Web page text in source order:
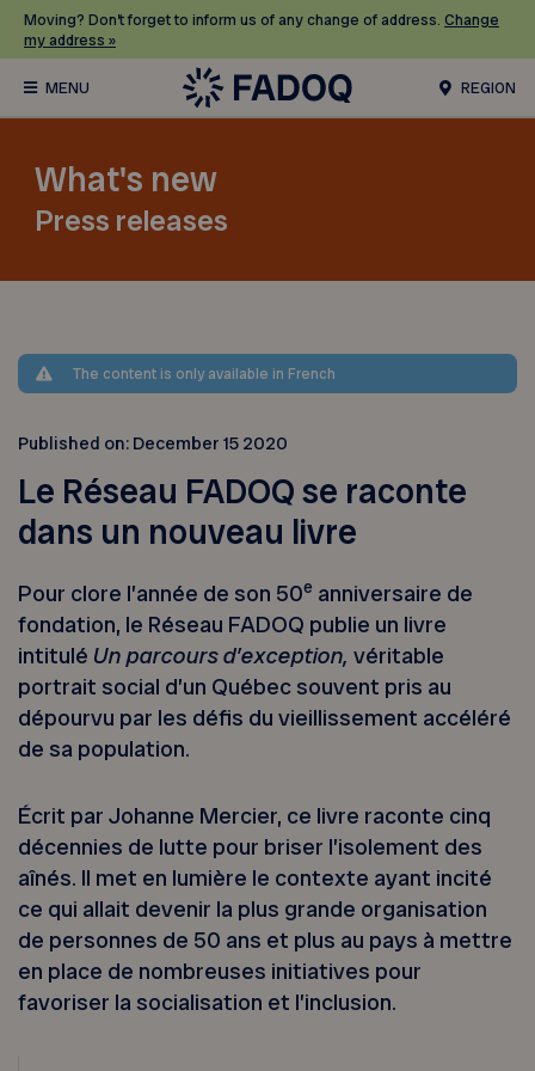
Moving? Don’t forget to inform us of any change of address. Change
my address »
REGION
What's new
Press releases
The content is only available in French
Published on: December 15 2020
Le Réseau FADOQ se raconte
dans un nouveau livre
Pour clore l’année de son 50e anniversaire de
fondation, le Réseau FADOQ publie un livre
intitulé Un parcours d’exception,véritable
portrait social d’un Québec souvent pris au
dépourvu par les défis du vieillissement accéléré
de sa population.
Écrit par Johanne Mercier, ce livre raconte cinq
décennies de lutte pour briser l’isolement des
aînés. Il met en lumière le contexte ayant incité
ce qui allait devenir la plus grande organisation
de personnes de 50 ans et plus au pays à mettre
en place de nombreuses initiatives pour
favoriser la socialisation et l’inclusion.